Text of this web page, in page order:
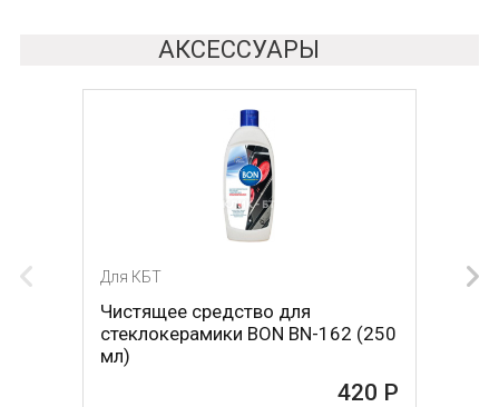
АКСЕССУАРЫ
Для КБТ
Чистящее средство для
стеклокерамики BON BN-162 (250
мл)
420 Р
Для КБТ
Скребок для ухода за
стеклокерамикой BON BN-603